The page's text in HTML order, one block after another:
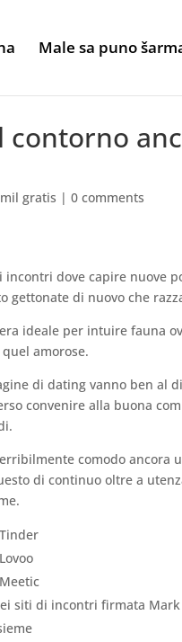
Male sa puno
contorno
gratis |0 comments
dove capire nuove
gettonate di nuovo che
ideale per intuire fauna
amorose.
di dating vanno ben al
convenire alla buona
comodo
di continuo oltre a
siti di incontri firmata